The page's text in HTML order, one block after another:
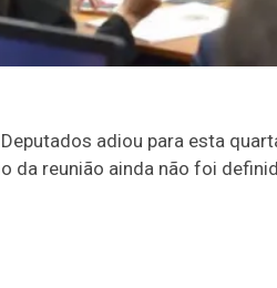
adiou para esta
da reunião ainda não foi